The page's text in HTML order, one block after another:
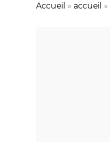
Accueil » accueil »